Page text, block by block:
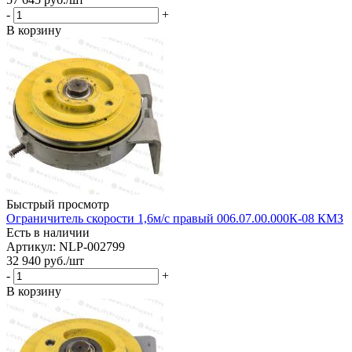
-
+
В корзину
Быстрый просмотр
Ограничитель скорости 1,6м/с правый 006.07.00.000К-08 КМЗ
Есть в наличии
Артикул: NLP-002799
32 940 руб./шт
-
+
В корзину